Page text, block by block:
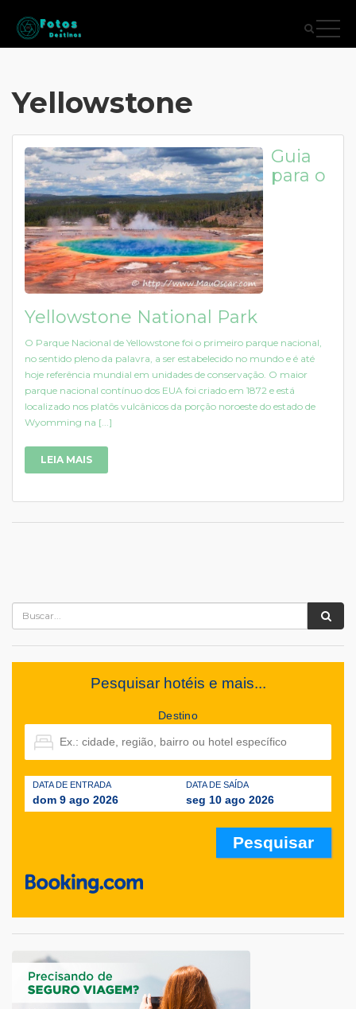
Yellowstone
Guia
para o
Yellowstone National Park
O Parque Nacional de Yellowstone foi o primeiro parque nacional,
no sentido pleno da palavra, a ser estabelecido no mundo e é até
hoje referência mundial em unidades de conservação. O maior
parque nacional contínuo dos EUA foi criado em 1872 e está
localizado nos platôs vulcânicos da porção noroeste do estado de
Wyomming na [...]
LEIA MAIS
Pesquisar hotéis e mais...
Destino
DATA DE ENTRADA
dom 9 ago 2026
DATA DE SAÍDA
seg 10 ago 2026